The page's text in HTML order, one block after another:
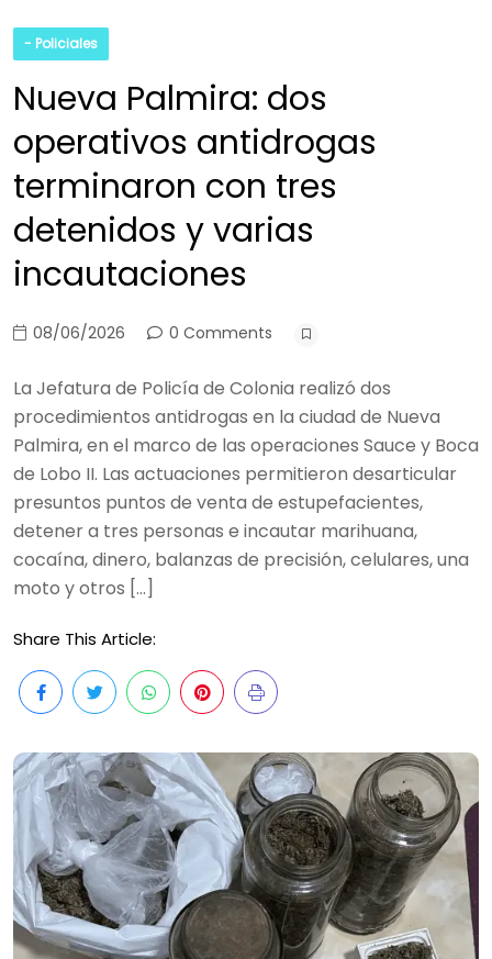
- Policiales
Nueva Palmira: dos
operativos antidrogas
terminaron con tres
detenidos y varias
incautaciones
08/06/2026 0 Comments
La Jefatura de Policía de Colonia realizó dos
procedimientos antidrogas en la ciudad de Nueva
Palmira, en el marco de las operaciones Sauce y Boca
de Lobo II. Las actuaciones permitieron desarticular
presuntos puntos de venta de estupefacientes,
detener a tres personas e incautar marihuana,
cocaína, dinero, balanzas de precisión, celulares, una
moto y otros […]
Share This Article: